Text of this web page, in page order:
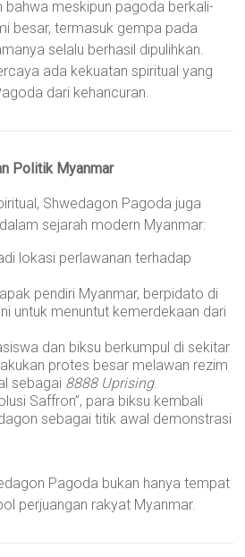
bahwa meskipun pagoda berkali-
besar, termasuk gempa pada
selalu berhasil dipulihkan.
ada kekuatan spiritual yang
dari kehancuran.
Politik Myanmar
Shwedagon Pagoda juga
sejarah modern Myanmar:
lokasi perlawanan terhadap
pendiri Myanmar, berpidato di
untuk menuntut kemerdekaan dari
dan biksu berkumpul di sekitar
protes besar melawan rezim
sebagai 8888 Uprising.
Saffron”, para biksu kembali
sebagai titik awal demonstrasi
Pagoda bukan hanya tempat
perjuangan rakyat Myanmar.